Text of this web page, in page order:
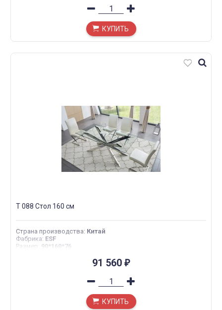
КУПИТЬ
T 088 Стол 160 см
Страна производства: Китай
Фабрика: ESF
Размер : 90*160*76
91 560 ₽
КУПИТЬ